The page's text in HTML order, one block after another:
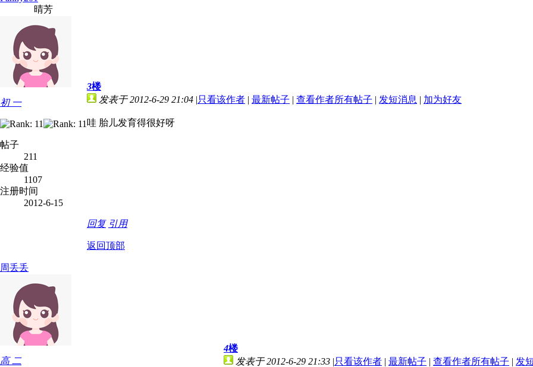
晴芳
初 一
帖子
211
经验值
1107
注册时间
2012-6-15
3楼
发表于 2012-6-29 21:04 |只看该作者 | 最新帖子 | 查看作者所有帖子 | 发短消息 | 加为好友
哇 胎儿发育得很好呀
回复 引用
返回顶部
周丢丢
高 二
4楼
发表于 2012-6-29 21:33 |只看该作者 | 最新帖子 | 查看作者所有帖子 | 发